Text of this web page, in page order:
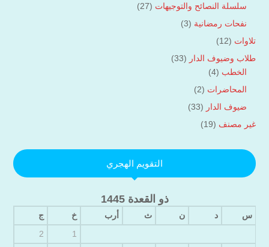
سلسلة النصائح والتوجيهات (27)
نفحات رمضانية (3)
تلاوات (12)
طلاب وضيوف الدار (33)
الخطب (4)
المحاضرات (2)
ضيوف الدار (33)
غير مصنف (19)
التقويم الهجري
ذو القعدة 1445
س د ن ث أرب خ ج
1
2